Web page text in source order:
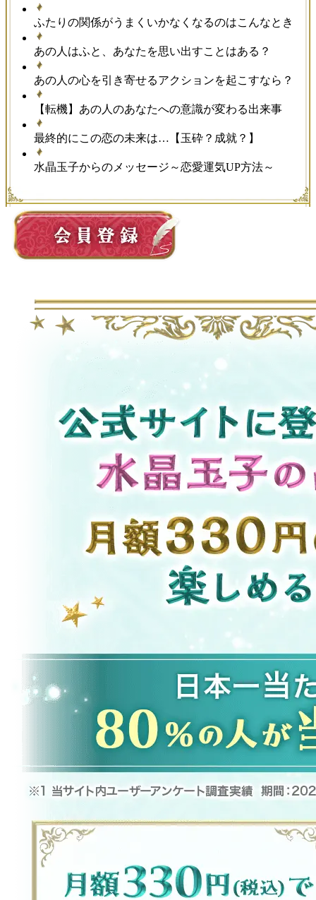
ふたりの関係がうまくいかなくなるのはこんなとき
あの人はふと、あなたを思い出すことはある？
あの人の心を引き寄せるアクションを起こすなら？
【転機】あの人のあなたへの意識が変わる出来事
最終的にこの恋の未来は…【玉砕？成就？】
水晶玉子からのメッセージ～恋愛運気UP方法～